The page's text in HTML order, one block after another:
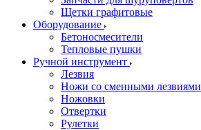
Щетки графитовые
Оборудование
Бетоносмесители
Тепловые пушки
Ручной инструмент
Лезвия
Ножи со сменными лезвиями
Ножовки
Отвертки
Рулетки